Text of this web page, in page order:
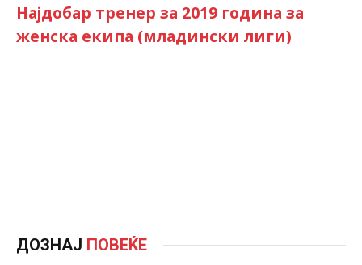
Најдобар тренер за 2019 година за
женска екипа (младински лиги)
ДОЗНАЈ ПОВЕЌЕ